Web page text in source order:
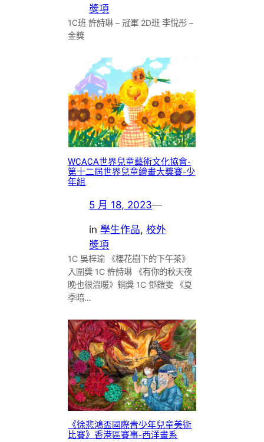
獎項
1C班 許詩琳 – 冠軍 2D班 李悅彤 –
金獎
WCACA世界兒童藝術文化協會-
第十二屆世界兒童繪畫大獎賽-少
年組
5 月 18, 2023—
in學生作品, 校外
獎項
1C 吳梓瑜 《櫻花樹下的下午茶》
入圍獎 1C 許詩琳 《有你的秋天夜
晚也很溫暖》銅獎 1C 鄧鎧雯 《夏
季暗…
《徐悲鴻盃國際青少年兒童美術
比賽》香港區賽事-西洋畫系